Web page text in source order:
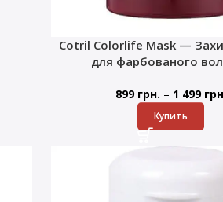
Cotril Colorlife Mask —
для фарбованого
899 грн. – 1 499
Купить